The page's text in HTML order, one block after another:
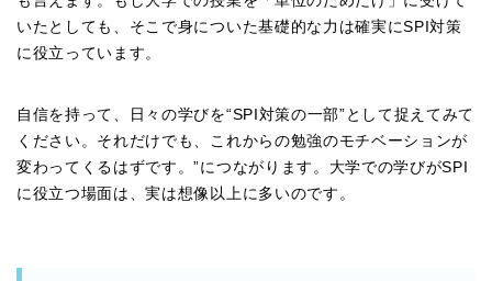
いたとしても、そこで身についた基礎的な力は確実にSPI対策
に役立っています。
自信を持って、日々の学びを“SPI対策の一部”として捉えてみて
ください。それだけでも、これからの勉強のモチベーションが
変わってくるはずです。”につながります。大学での学びがSPI
に役立つ場面は、実は想像以上に多いのです。